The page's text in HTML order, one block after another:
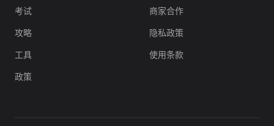
考试
攻略
工具
政策
商家合作
隐私政策
使用条款